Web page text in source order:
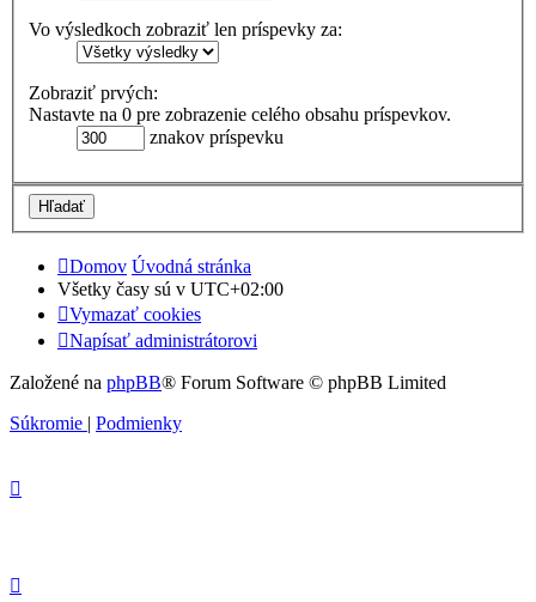
Vo výsledkoch zobraziť len príspevky za:
Zobraziť prvých:
Nastavte na 0 pre zobrazenie celého obsahu príspevkov.
znakov príspevku
Domov Úvodná stránka
Všetky časy sú v UTC+02:00
Vymazať cookies
Napísať administrátorovi
Založené na phpBB® Forum Software © phpBB Limited
Súkromie | Podmienky